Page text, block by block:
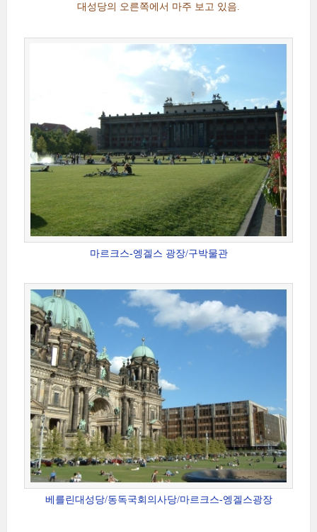
대성당의 오른쪽에서 마주 보고 있음.
마르크스-엥겔스 광장/구박물관
베를린대성당/동독국회의사당/마르크스-엥겔스광장